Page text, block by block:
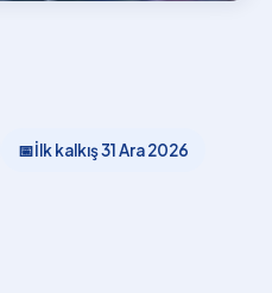
📅İlk kalkış31 Ara 2026